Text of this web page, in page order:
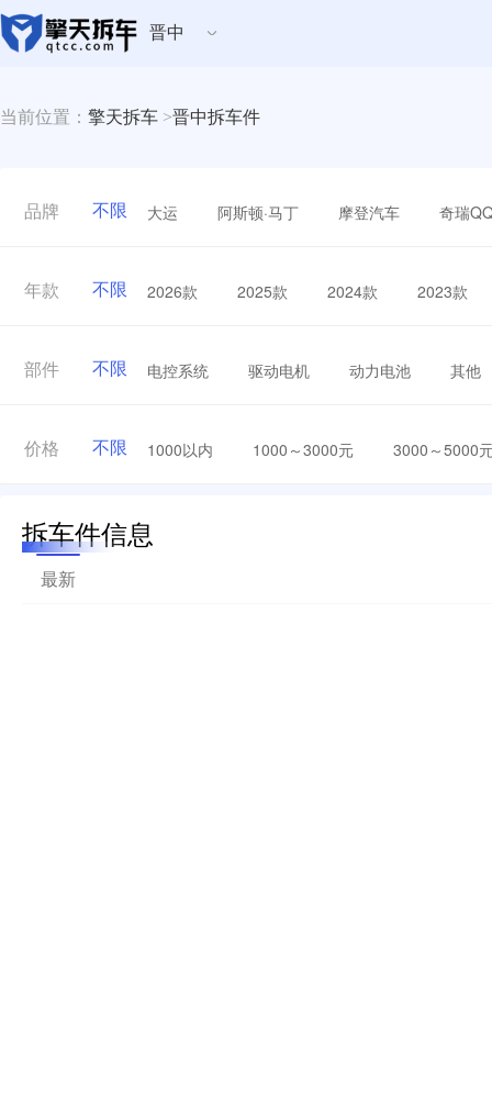
晋中
当前位置： 擎天拆车 >晋中拆车件
品牌 不限 大运 阿斯顿·马丁 摩登汽车 奇瑞
年款 不限 2026款 2025款 2024款 2023款
部件 不限 电控系统 驱动电机 动力电池 其他
价格 不限 1000以内 1000～3000元 3000～5000
拆车件信息
最新